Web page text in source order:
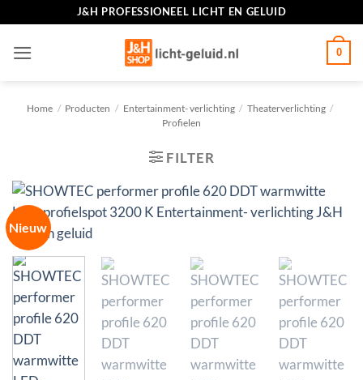
inhoud
J&H PROFESSIONEEL LICHT EN GELUID
0
Home / Producten / Entertainment- verlichting / Theaterverlichting /
Profielen
FILTER
Nieuw